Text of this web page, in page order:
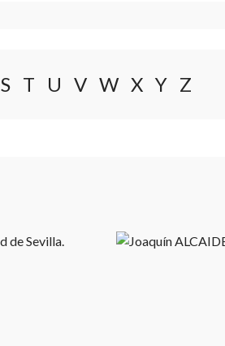
S T U V W X Y Z
de Sevilla.